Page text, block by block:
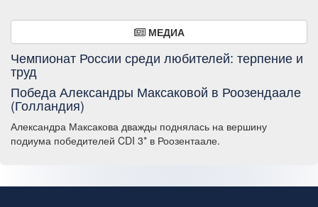
МЕДИА
Чемпионат России среди любителей: терпение и
труд
Победа Александры Максаковой в Роозендаале
(Голландия)
Александра Максакова дважды поднялась на вершину
подиума победителей CDI 3* в Роозентаале.